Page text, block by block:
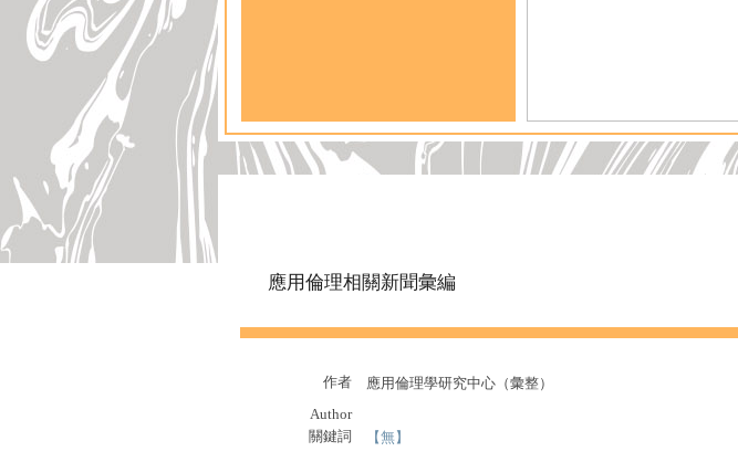
應用倫理相關新聞彙編
作者
應用倫理學研究中心（彙整）
Author
關鍵詞
【無】